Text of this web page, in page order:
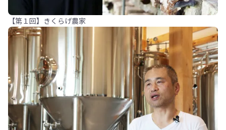
【第１回】きくらげ農家